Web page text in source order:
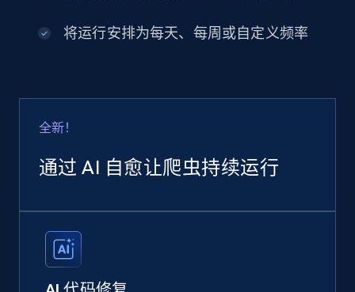
将运行安排为每天、每周或自定义频率
全新！
通过 AI 自愈让爬虫持续运行